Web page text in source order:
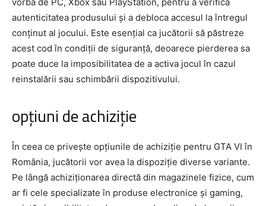
autenticitatea produsului și a debloca accesul la întregul
conținut al jocului. Este esențial ca jucătorii să păstreze
acest cod în condiții de siguranță, deoarece pierderea sa
poate duce la imposibilitatea de a activa jocul în cazul
reinstalării sau schimbării dispozitivului.
opțiuni de achiziție
În ceea ce privește opțiunile de achiziție pentru GTA VI în
România, jucătorii vor avea la dispoziție diverse variante.
Pe lângă achiziționarea directă din magazinele fizice, cum
ar fi cele specializate în produse electronice și gaming,